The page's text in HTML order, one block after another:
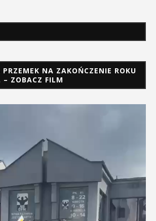
NA ZAKOŃCZENIE ROKU
– ZOBACZ FILM